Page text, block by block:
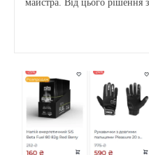
майстра. Від цього рішення